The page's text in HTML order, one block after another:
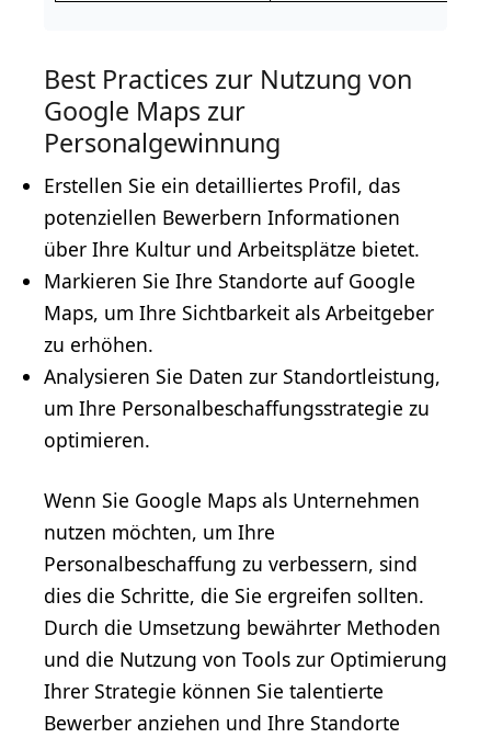
Best Practices zur Nutzung von
Google Maps zur
Personalgewinnung
Erstellen Sie ein detailliertes Profil, das
potenziellen Bewerbern Informationen
über Ihre Kultur und Arbeitsplätze bietet.
Markieren Sie Ihre Standorte auf Google
Maps, um Ihre Sichtbarkeit als Arbeitgeber
zu erhöhen.
Analysieren Sie Daten zur Standortleistung,
um Ihre Personalbeschaffungsstrategie zu
optimieren.
Wenn Sie Google Maps als Unternehmen
nutzen möchten, um Ihre
Personalbeschaffung zu verbessern, sind
dies die Schritte, die Sie ergreifen sollten.
Durch die Umsetzung bewährter Methoden
und die Nutzung von Tools zur Optimierung
Ihrer Strategie können Sie talentierte
Bewerber anziehen und Ihre Standorte